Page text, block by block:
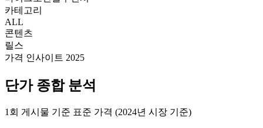
카테고리
ALL
콘텐츠
릴스
가격 인사이트 2025
단가종합 분석
1회 게시물 기준 표준 가격 (2024년 시장 기준)